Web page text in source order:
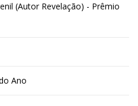
(Autor Revelação) - Prêmio
Ano